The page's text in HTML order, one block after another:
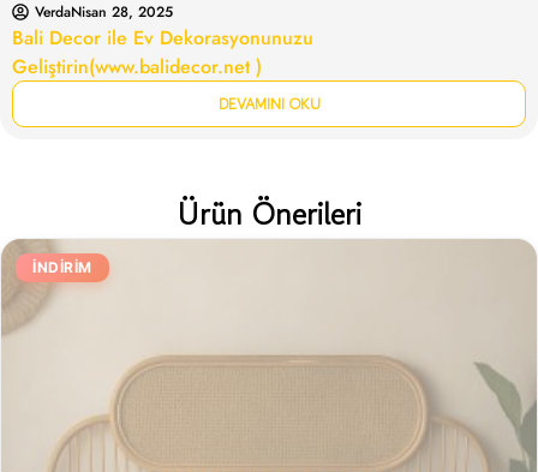
VerdaNisan 28, 2025
Bali Decor ile Ev Dekorasyonunuzu
Geliştirin(www.balidecor.net )
DEVAMINI OKU
Ürün Önerileri
İNDIRIM